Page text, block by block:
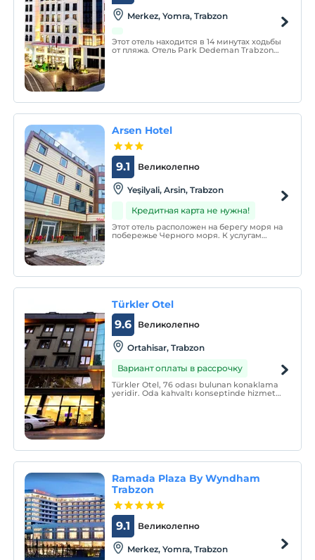
Merkez, Yomra, Trabzon
Этот отель находится в 14 минутах ходьбы
от пляжа. Отель Park Dedeman Trabzon
Arsen Hotel
Великолепно
9.1
Yeşilyali, Arsin, Trabzon
Кредитная карта не нужна!
Этот отель расположен на берегу моря на
побережье Черного моря. К услугам
душ, фен и туалет.
Türkler Otel
Великолепно
9.6
Ortahisar, Trabzon
Вариант оплаты в рассрочку
Türkler Otel, 76 odası bulunan konaklama
yeridir. Oda kahvaltı konseptinde hizmet
Ramada Plaza By Wyndham
Trabzon
Великолепно
9.1
Merkez, Yomra, Trabzon